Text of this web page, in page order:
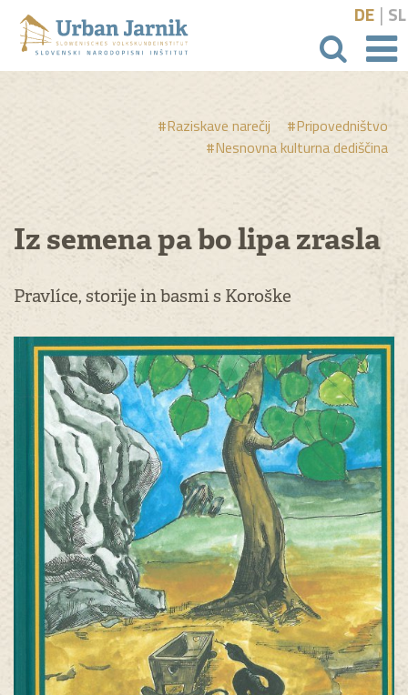
išči
DE | SL
#Raziskave narečij
#Pripovedništvo
#Nesnovna kulturna dediščina
Iz semena pa bo lipa zrasla
Pravlíce, storije in basmi s Koroške